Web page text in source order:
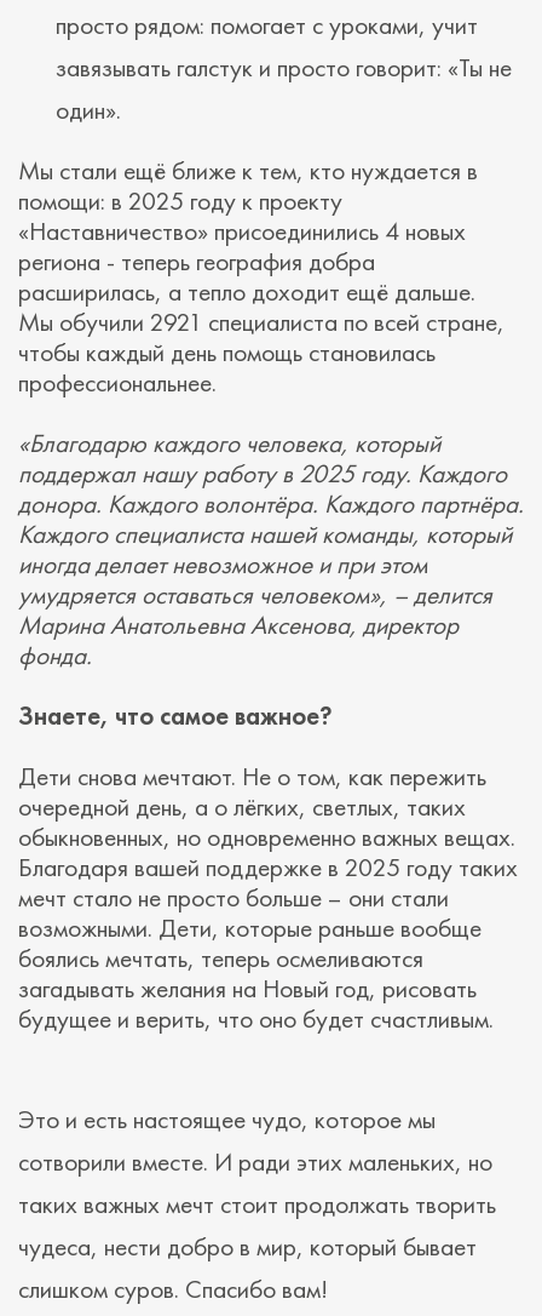
просто рядом: помогает с уроками, учит
завязывать галстук и просто говорит: «Ты не
один».
Мы стали ещё ближе к тем, кто нуждается в
помощи: в 2025 году к проекту
«Наставничество» присоединились 4 новых
региона - теперь география добра
расширилась, а тепло доходит ещё дальше.
Мы обучили 2921 специалиста по всей стране,
чтобы каждый день помощь становилась
профессиональнее.
«Благодарю каждого человека, который
поддержал нашу работу в 2025 году. Каждого
донора. Каждого волонтёра. Каждого партнёра.
Каждого специалиста нашей команды, который
иногда делает невозможное и при этом
умудряется оставаться человеком», – делится
Марина Анатольевна Аксенова, директор
фонда.
Знаете, что самое важное?
Дети снова мечтают. Не о том, как пережить
очередной день, а о лёгких, светлых, таких
обыкновенных, но одновременно важных вещах.
Благодаря вашей поддержке в 2025 году таких
мечт стало не просто больше – они стали
возможными. Дети, которые раньше вообще
боялись мечтать, теперь осмеливаются
загадывать желания на Новый год, рисовать
будущее и верить, что оно будет счастливым.
Это и есть настоящее чудо, которое мы
сотворили вместе. И ради этих маленьких, но
таких важных мечт стоит продолжать творить
чудеса, нести добро в мир, который бывает
слишком суров. Спасибо вам!